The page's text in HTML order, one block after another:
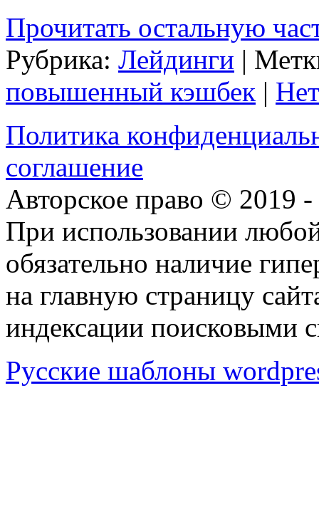
Прочитать остальную
Рубрика: Лейдинги |
повышенный кэшбек |
Политика
соглашение
Авторское право © 2019 -
При использовании
обязательно наличие
на главную страницу
индексации поисковыми
Русские шаблоны